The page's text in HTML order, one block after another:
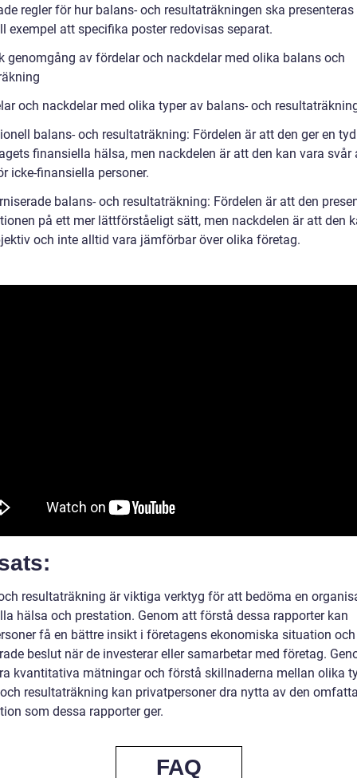
regler för hur balans- och resultaträkningen ska presenteras
exempel att specifika poster redovisas separat.
genomgång av fördelar och nackdelar med olika balans och
och nackdelar med olika typer av balans- och
balans- och resultaträkning: Fördelen är att den ger en
finansiella hälsa, men nackdelen är att den kan vara svår
icke-finansiella personer.
balans- och resultaträkning: Fördelen är att den
på ett mer lättförståeligt sätt, men nackdelen är att den
och inte alltid vara jämförbar över olika företag.
resultaträkning är viktiga verktyg för att bedöma en
hälsa och prestation. Genom att förstå dessa rapporter kan
få en bättre insikt i företagens ekonomiska situation
beslut när de investerar eller samarbetar med företag.
kvantitativa mätningar och förstå skillnaderna mellan olika
resultaträkning kan privatpersoner dra nytta av den
som dessa rapporter ger.
FAQ